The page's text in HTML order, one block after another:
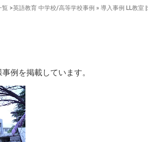
覧 >英語教育 中学校/高等学校事例 » 導入事例 LL教室
例を掲載しています。